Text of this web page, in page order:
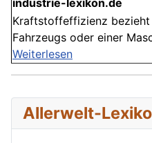
industrie-lexikon.de
Kraftstoffeffizienz
Fahrzeugs oder einer
Weiterlesen
Allerwelt-